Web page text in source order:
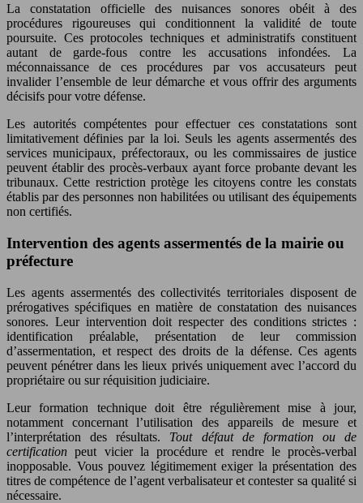
La constatation officielle des nuisances sonores obéit à des
procédures rigoureuses qui conditionnent la validité de toute
poursuite. Ces protocoles techniques et administratifs constituent
autant de garde-fous contre les accusations infondées. La
méconnaissance de ces procédures par vos accusateurs peut
invalider l’ensemble de leur démarche et vous offrir des arguments
décisifs pour votre défense.
Les autorités compétentes pour effectuer ces constatations sont
limitativement définies par la loi. Seuls les agents assermentés des
services municipaux, préfectoraux, ou les commissaires de justice
peuvent établir des procès-verbaux ayant force probante devant les
tribunaux. Cette restriction protège les citoyens contre les constats
établis par des personnes non habilitées ou utilisant des équipements
non certifiés.
Intervention des agents assermentés de la mairie ou
préfecture
Les agents assermentés des collectivités territoriales disposent de
prérogatives spécifiques en matière de constatation des nuisances
sonores. Leur intervention doit respecter des conditions strictes :
identification préalable, présentation de leur commission
d’assermentation, et respect des droits de la défense. Ces agents
peuvent pénétrer dans les lieux privés uniquement avec l’accord du
propriétaire ou sur réquisition judiciaire.
Leur formation technique doit être régulièrement mise à jour,
notamment concernant l’utilisation des appareils de mesure et
l’interprétation des résultats. Tout défaut de formation ou de
certificationpeut vicier la procédure et rendre le procès-verbal
inopposable. Vous pouvez légitimement exiger la présentation des
titres de compétence de l’agent verbalisateur et contester sa qualité si
nécessaire.